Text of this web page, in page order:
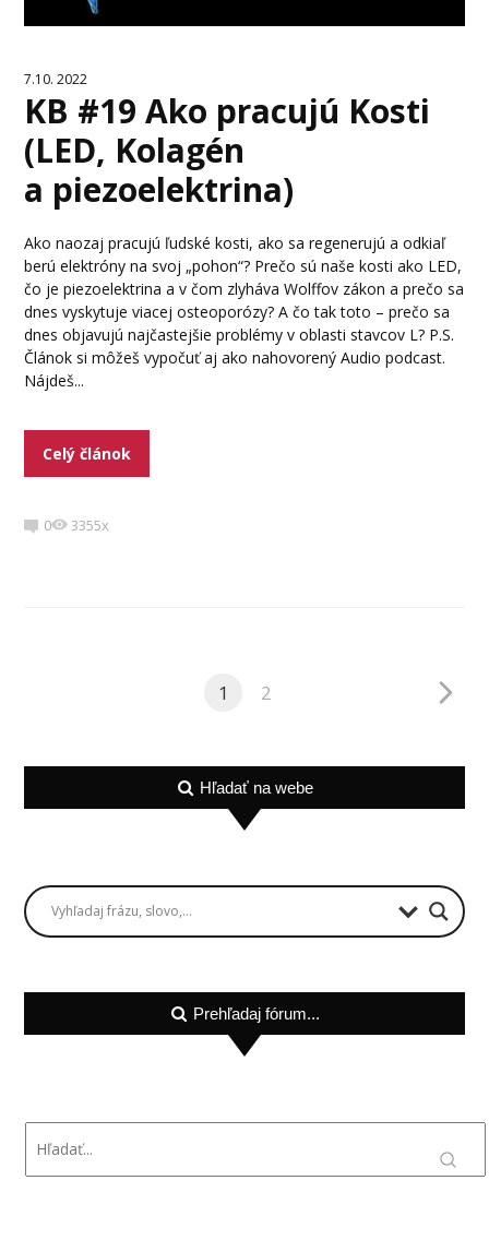
7.10. 2022
KB #19 Ako pracujú Kosti
(LED, Kolagén
a piezoelektrina)
Ako naozaj pracujú ľudské kosti, ako sa regenerujú a odkiaľ
berú elektróny na svoj „pohon“? Prečo sú naše kosti ako LED,
čo je piezoelektrina a v čom zlyháva Wolffov zákon a prečo sa
dnes vyskytuje viacej osteoporózy? A čo tak toto – prečo sa
dnes objavujú najčastejšie problémy v oblasti stavcov L? P.S.
Článok si môžeš vypočuť aj ako nahovorený Audio podcast.
Nájdeš...
Celý článok
0 3355x
1 2
Hľadať na webe
Prehľadaj fórum...